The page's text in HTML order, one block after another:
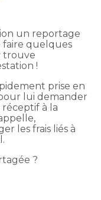
un reportage
faire quelques
trouve
!
prise en
lui demander
réceptif à la
les frais liés à
?